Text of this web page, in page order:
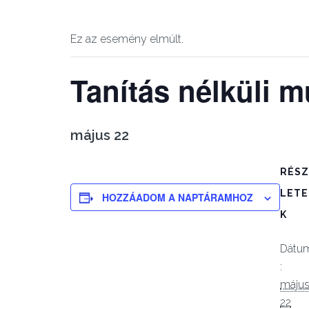
Ez az esemény elmúlt.
Tanítás nélküli
május 22
HOZZÁADOM A NAPTÁRAMHOZ
RÉSZ
LETE
K
:
május
22